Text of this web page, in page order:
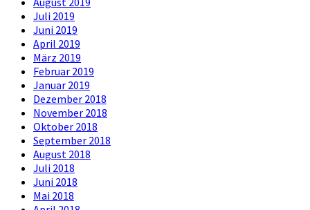
Juli 2019
Juni 2019
April 2019
März 2019
Februar 2019
Januar 2019
Dezember 2018
November 2018
Oktober 2018
September 2018
August 2018
Juli 2018
Juni 2018
Mai 2018